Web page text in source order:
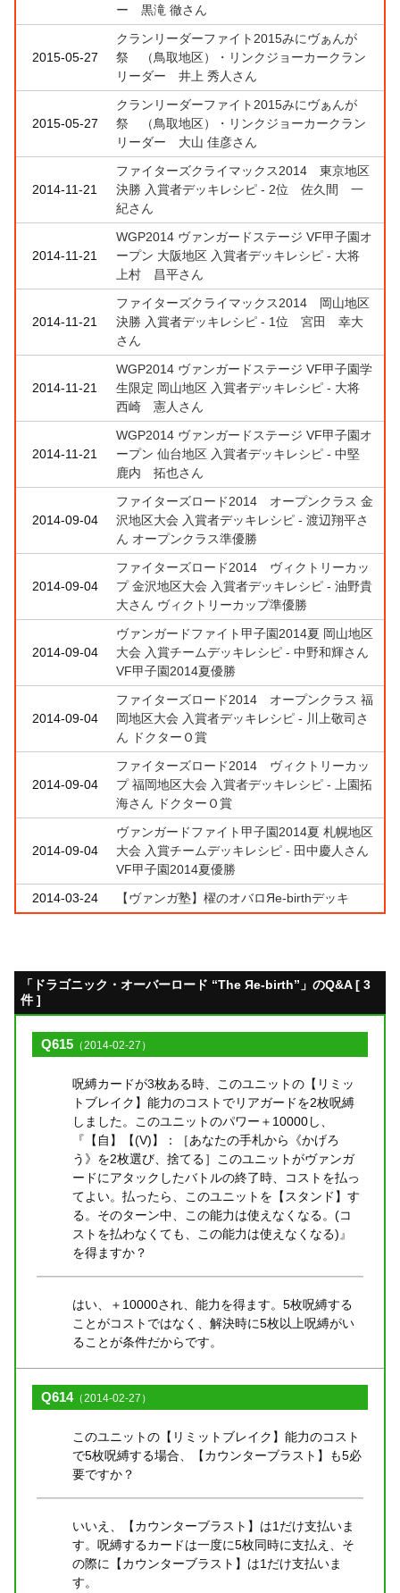
ー 黒滝 徹さん
2015-05-27
クランリーダーファイト2015みにヴぁんが
祭 （鳥取地区）・リンクジョーカークラン
リーダー 井上 秀人さん
2015-05-27
クランリーダーファイト2015みにヴぁんが
祭 （鳥取地区）・リンクジョーカークラン
リーダー 大山 佳彦さん
2014-11-21
ファイターズクライマックス2014 東京地区
決勝 入賞者デッキレシピ - 2位 佐久間 一
紀さん
2014-11-21
WGP2014 ヴァンガードステージ VF甲子園オ
ープン 大阪地区 入賞者デッキレシピ - 大将
上村 昌平さん
2014-11-21
ファイターズクライマックス2014 岡山地区
決勝 入賞者デッキレシピ - 1位 宮田 幸大
さん
2014-11-21
WGP2014 ヴァンガードステージ VF甲子園学
生限定 岡山地区 入賞者デッキレシピ - 大将
西崎 憲人さん
2014-11-21
WGP2014 ヴァンガードステージ VF甲子園オ
ープン 仙台地区 入賞者デッキレシピ - 中堅
鹿内 拓也さん
2014-09-04
ファイターズロード2014 オープンクラス 金
沢地区大会 入賞者デッキレシピ - 渡辺翔平さ
ん オープンクラス準優勝
2014-09-04
ファイターズロード2014 ヴィクトリーカッ
プ 金沢地区大会 入賞者デッキレシピ - 油野貴
大さん ヴィクトリーカップ準優勝
2014-09-04
ヴァンガードファイト甲子園2014夏 岡山地区
大会 入賞チームデッキレシピ - 中野和輝さん
VF甲子園2014夏優勝
2014-09-04
ファイターズロード2014 オープンクラス 福
岡地区大会 入賞者デッキレシピ - 川上敬司さ
ん ドクターＯ賞
2014-09-04
ファイターズロード2014 ヴィクトリーカッ
プ 福岡地区大会 入賞者デッキレシピ - 上園拓
海さん ドクターＯ賞
2014-09-04
ヴァンガードファイト甲子園2014夏 札幌地区
大会 入賞チームデッキレシピ - 田中慶人さん
VF甲子園2014夏優勝
2014-03-24
【ヴァンガ塾】櫂のオバロЯe-birthデッキ
「ドラゴニック・オーバーロード “The Яe-birth”」のQ&A [ 3
件 ]
Q615 （2014-02-27）
呪縛カードが3枚ある時、このユニットの【リミッ
トブレイク】能力のコストでリアガードを2枚呪縛
しました。このユニットのパワー＋10000し、
『【自】【(V)】：［あなたの手札から《かげろ
う》を2枚選び、捨てる］このユニットがヴァンガ
ードにアタックしたバトルの終了時、コストを払っ
てよい。払ったら、このユニットを【スタンド】す
る。そのターン中、この能力は使えなくなる。(コ
ストを払わなくても、この能力は使えなくなる)』
を得ますか？
はい、＋10000され、能力を得ます。5枚呪縛する
ことがコストではなく、解決時に5枚以上呪縛がい
ることが条件だからです。
Q614（2014-02-27）
このユニットの【リミットブレイク】能力のコスト
で5枚呪縛する場合、【カウンターブラスト】も5必
要ですか？
いいえ、【カウンターブラスト】は1だけ支払いま
す。呪縛するカードは一度に5枚同時に支払え、そ
の際に【カウンターブラスト】は1だけ支払いま
す。